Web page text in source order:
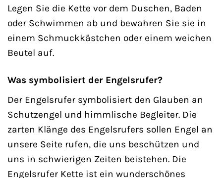
Legen Sie die Kette vor dem Duschen, Baden
oder Schwimmen ab und bewahren Sie sie in
einem Schmuckkästchen oder einem weichen
Beutel auf.
Was symbolisiert der Engelsrufer?
Der Engelsrufer symbolisiert den Glauben an
Schutzengel und himmlische Begleiter. Die
zarten Klänge des Engelsrufers sollen Engel an
unsere Seite rufen, die uns beschützen und
uns in schwierigen Zeiten beistehen. Die
Engelsrufer Kette ist ein wunderschönes